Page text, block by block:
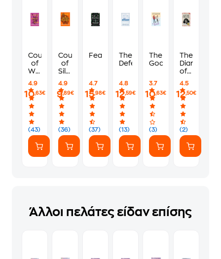
Court
of
Wings
Ruin
4.9
(43)
10,63€
Court
of
Silver
4.9
(36)
9,89€
Fearless
4.7
(37)
15,98€
The
Defender
4.8
(13)
12,59€
The
Goal
3.7
(3)
10,63€
The
Diary
of a
Girl
4.5
(2)
12,50€
Άλλοι πελάτες είδαν επίσης